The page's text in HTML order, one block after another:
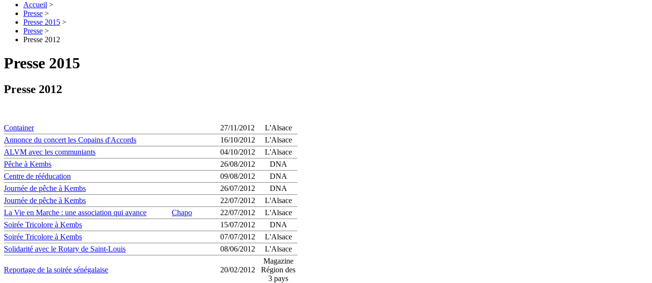
Accueil >
Presse >
Presse 2015 >
Presse >
Presse 2012
Presse 2015
Presse 2012
Container 27/11/2012
L'Alsace
Annonce du concert les Copains d'Accords
16/10/2012
L'Alsace
ALVM avec les communiants
04/10/2012
L'Alsace
Pêche à Kembs
26/08/2012
DNA
Centre de rééducation
09/08/2012
DNA
Journée de pêche à Kembs
26/07/2012
DNA
Journée de pêche à Kembs
22/07/2012
L'Alsace
La Vie en Marche : une association qui avance
Chapo 22/07/2012
L'Alsace
Soirée Tricolore à Kembs
15/07/2012
DNA
Soirée Tricolore à Kembs
07/07/2012
L'Alsace
Solidarité avec le Rotary de Saint-Louis
08/06/2012 L'Alsace
Reportage de la soirée sénégalaise 20/02/2012
Magazine
Région des
3 pays